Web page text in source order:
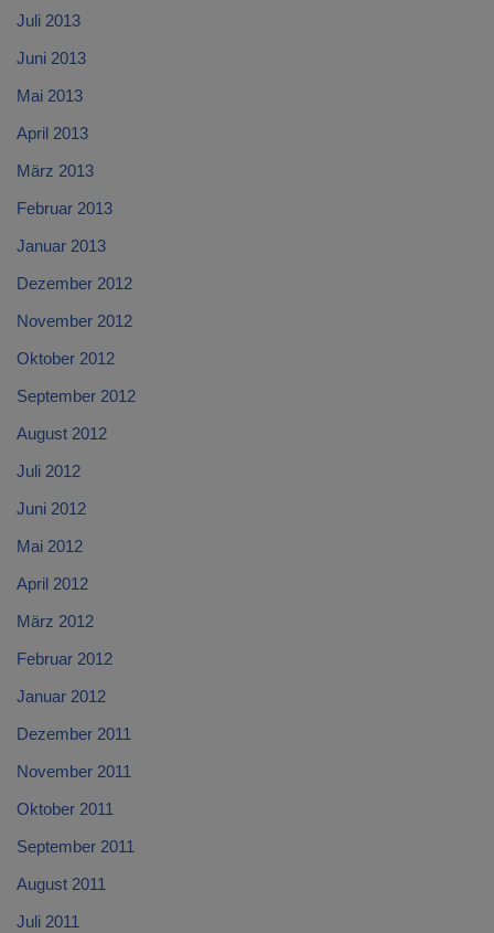
Juli 2013
Juni 2013
Mai 2013
April 2013
März 2013
Februar 2013
Januar 2013
Dezember 2012
November 2012
Oktober 2012
September 2012
August 2012
Juli 2012
Juni 2012
Mai 2012
April 2012
März 2012
Februar 2012
Januar 2012
Dezember 2011
November 2011
Oktober 2011
September 2011
August 2011
Juli 2011